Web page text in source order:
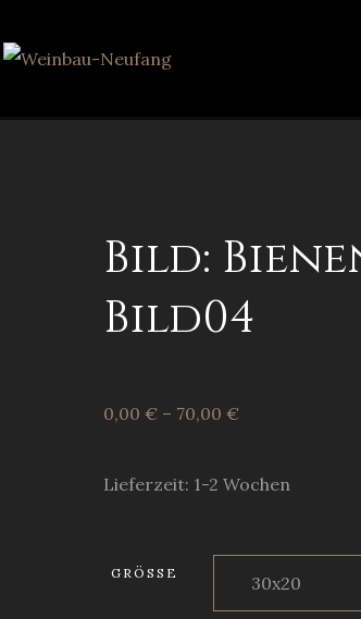
Bild:
Bild04
0,00 € – 70,00 €
Lieferzeit: 1-2 Wochen
GRÖSSE